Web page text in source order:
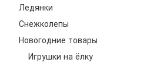
Ледянки
Снежколепы
Новогодние товары
Игрушки на ёлку